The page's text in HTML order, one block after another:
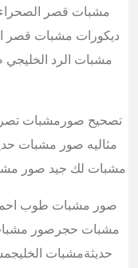
مشبات قصر
ديكورات مشبات قصر
مشبات الرد
تصحيح صورمشبات
مثاليه صور مشبات
مشبات لك جيد صور
صور مشبات طوب
مشبات حجرصور
حديثةمشبات